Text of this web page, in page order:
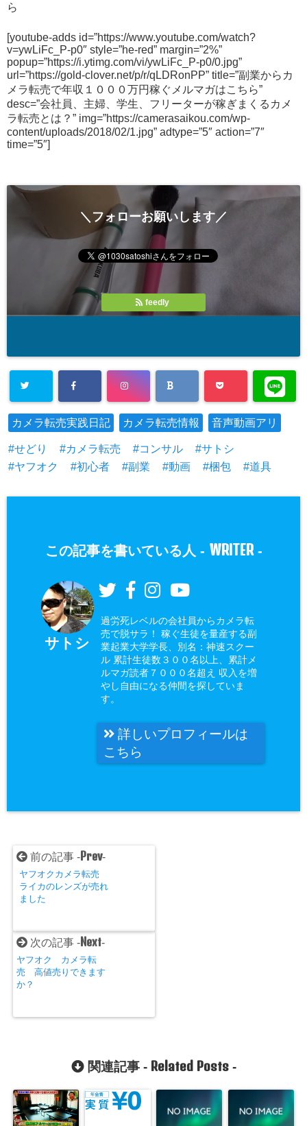
ら
[youtube-adds id=”https://www.youtube.com/watch?
v=ywLiFc_P-p0″ style=”he-red” margin=”2%”
popup=”https://i.ytimg.com/vi/ywLiFc_P-p0/0.jpg”
url=”https://gold-clover.net/p/r/qLDRonPP” title=”副業からカ
メラ転売で年収１０００万円稼ぐメルマガはこちら”
desc=”会社員、主婦、学生、フリーターが稼ぎまくるカメ
ラ転売とは？” img=”https://camerasaikou.com/wp-
content/uploads/2018/02/1.jpg” adtype=”5″ action=”7″
time=”5″]
＼フォローお願いします／
feedly
カメラ転売実践日記 カメラ転売情報 音声動画アリ
せどり カメラ転売 コンサル
サトシ
ヤフオク
初心者 副業 動画 梱包 道具
この記事を書いている人 - WRITER-
サトシ
過労死レベルの会社員からカメラ転
売で脱サラ！ 稼ぐ生徒を量産する副
業起業大学学長、別名：神速スクー
ル 累計生徒数３００名以上、累計メ
ルマガ読者７０００名超え 収入を増
やし自由になる仲間を探していま
す。
詳しいプロフィールは
こちら
前の記事 - Prev-
ヤフオクカメラ転売
ライカのレンズが売れ
ました
次の記事 - Next-
ヤフオク カメラ転
売 高値売りできます
か？
関連記事 - Related Posts-